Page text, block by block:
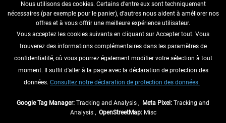
RENONCER AU CONTRAT ICI
INFORMATIONS
NE MANQUEZ PAS LES DERNIÈRES
Nous utilisons des cookies. Certains d'entre eux sont techniquement
nécessaires (par exemple pour le panier), d'autres nous aident à améliorer nos
offres et à vous offrir une meilleure expérience utilisateur.
Vous acceptez les cookies suivants en cliquant sur Accepter tout. Vous
trouverez des informations complémentaires dans les paramètres de
confidentialité, où vous pourrez également modifier votre sélection à tout
moment. Il suffit d'aller à la page avec la déclaration de protection des
données. Consultez notre déclaration de protection des données.
Google Tag Manager: Tracking and Analysis , Meta Pixel: Tracking and
Analysis , OpenStreetMap:Misc